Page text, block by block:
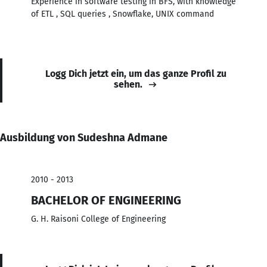
of ETL , SQL queries , Snowflake, UNIX command
Logg Dich jetzt ein, um das ganze Profil zu
sehen.
Ausbildung von Sudeshna Admane
2010 - 2013
BACHELOR OF ENGINEERING
G. H. Raisoni College of Engineering